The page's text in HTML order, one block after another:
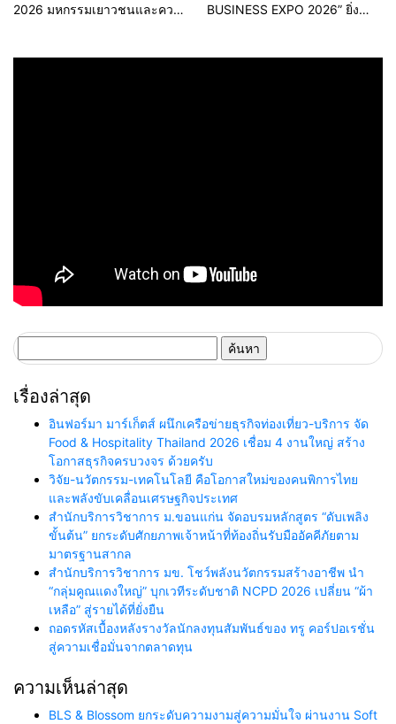
2026 มหกรรมเยาวชนและความ
BUSINESS EXPO 2026” ยิ่ง
สำหรับ:
เรื่องล่าสุด
อินฟอร์มา มาร์เก็ตส์ ผนึกเครือข่ายธุรกิจท่องเที่ยว-บริการ จัด
Food & Hospitality Thailand 2026 เชื่อม 4 งานใหญ่ สร้าง
โอกาสธุรกิจครบวงจร ด้วยครับ
วิจัย-นวัตกรรม-เทคโนโลยี คือโอกาสใหม่ของคนพิการไทย
และพลังขับเคลื่อนเศรษฐกิจประเทศ
สำนักบริการวิชาการ ม.ขอนแก่น จัดอบรมหลักสูตร “ดับเพลิง
ขั้นต้น” ยกระดับศักยภาพเจ้าหน้าที่ท้องถิ่นรับมืออัคคีภัยตาม
มาตรฐานสากล
สำนักบริการวิชาการ มข. โชว์พลังนวัตกรรมสร้างอาชีพ นำ
“กลุ่มคูณแดงใหญ่” บุกเวทีระดับชาติ NCPD 2026 เปลี่ยน “ผ้า
เหลือ” สู่รายได้ที่ยั่งยืน
ถอดรหัสเบื้องหลังรางวัลนักลงทุนสัมพันธ์ของ ทรู คอร์ปอเรชั่น
สู่ความเชื่อมั่นจากตลาดทุน
ความเห็นล่าสุด
BLS & Blossom ยกระดับความงามสู่ความมั่นใจ ผ่านงาน Soft